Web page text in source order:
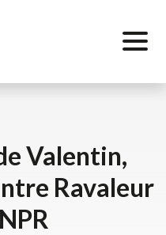
Valentin,
Ravaleur